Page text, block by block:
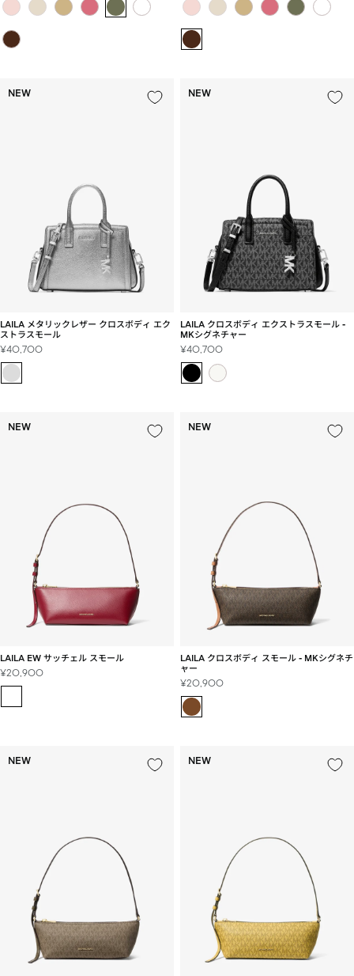
ル
格
ル
格
NEW
LAILA メタリックレザー クロスボディ エク
ストラスモール
セ
ー
ル
¥40,700
NEW
LAILA クロスボディ エクストラスモール -
MKシグネチャー
セ
ー
ル
¥40,700
NEW
LAILA EW サッチェル スモール
セ
ー
¥20,900
NEW
LAILA クロスボディ スモール - MKシグネチ
ャー
セ
ー
ル
¥20,900
NEW NEW